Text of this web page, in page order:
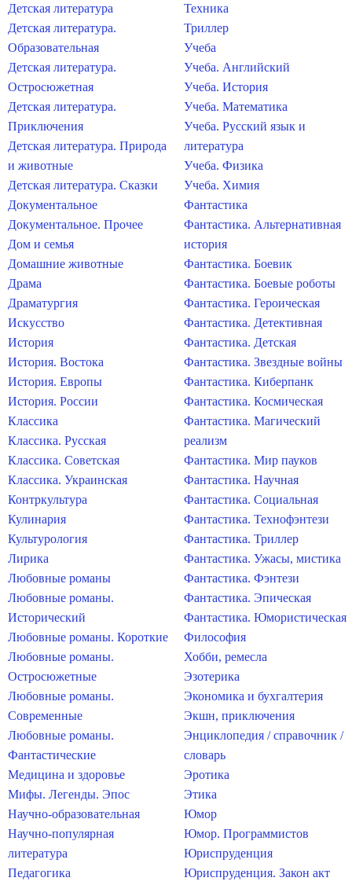
Детская литература
Детская литература.
Образовательная
Детская литература.
Остросюжетная
Детская литература.
Приключения
Детская литература. Природа
и животные
Детская литература. Сказки
Документальное
Документальное. Прочее
Дом и семья
Домашние животные
Драма
Драматургия
Искусство
История
История. Востока
История. Европы
История. России
Классика
Классика. Русская
Классика. Советская
Классика. Украинская
Контркультура
Кулинария
Культурология
Лирика
Любовные романы
Любовные романы.
Исторический
Любовные романы. Короткие
Любовные романы.
Остросюжетные
Любовные романы.
Современные
Любовные романы.
Фантастические
Медицина и здоровье
Мифы. Легенды. Эпос
Научно-образовательная
Научно-популярная
литература
Педагогика
Техника
Триллер
Учеба
Учеба. Английский
Учеба. История
Учеба. Математика
Учеба. Русский язык и
литература
Учеба. Физика
Учеба. Химия
Фантастика
Фантастика. Альтернативная
история
Фантастика. Боевик
Фантастика. Боевые роботы
Фантастика. Героическая
Фантастика. Детективная
Фантастика. Детская
Фантастика. Звездные войны
Фантастика. Киберпанк
Фантастика. Космическая
Фантастика. Магический
реализм
Фантастика. Мир пауков
Фантастика. Научная
Фантастика. Социальная
Фантастика. Технофэнтези
Фантастика. Триллер
Фантастика. Ужасы, мистика
Фантастика. Фэнтези
Фантастика. Эпическая
Фантастика. Юмористическая
Философия
Хобби, ремесла
Эзотерика
Экономика и бухгалтерия
Экшн, приключения
Энциклопедия / справочник /
словарь
Эротика
Этика
Юмор
Юмор. Программистов
Юриспруденция
Юриспруденция. Закон акт